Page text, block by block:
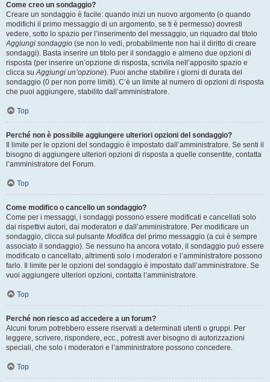
Come creo un sondaggio?
Creare un sondaggio è facile: quando inizi un nuovo argomento (o quando
modifichi il primo messaggio di un argomento, se ti è permesso) dovresti
vedere, sotto lo spazio per l’inserimento del messaggio, un riquadro dal titolo
Aggiungi sondaggio (se non lo vedi, probabilmente non hai il diritto di creare
sondaggi). Basta inserire un titolo per il sondaggio e almeno due opzioni di
risposta (per inserire un’opzione di risposta, scrivila nell’apposito spazio e
clicca suAggiungi un’opzione). Puoi anche stabilire i giorni di durata del
sondaggio (0 per non porre limiti). C’è un limite al numero di opzioni di risposta
che puoi aggiungere, stabilito dall’amministratore.
Top
Perché non è possibile aggiungere ulteriori opzioni del sondaggio?
Il limite per le opzioni del sondaggio è impostato dall’amministratore. Se senti il
bisogno di aggiungere ulteriori opzioni di risposta a quelle consentite, contatta
l’amministratore del Forum.
Top
Come modifico o cancello un sondaggio?
Come per i messaggi, i sondaggi possono essere modificati e cancellati solo
dai rispettivi autori, dai moderatori e dall’amministratore. Per modificare un
sondaggio, clicca sul pulsante Modifica del primo messaggio (a cui è sempre
associato il sondaggio). Se nessuno ha ancora votato, il sondaggio può essere
modificato o cancellato, altrimenti solo i moderatori e l’amministratore possono
farlo. Il limite per le opzioni del sondaggio è impostato dall’amministratore. Se
vuoi aggiungere ulteriori opzioni, contatta l’amministratore.
Top
Perché non riesco ad accedere a un forum?
Alcuni forum potrebbero essere riservati a determinati utenti o gruppi. Per
leggere, scrivere, rispondere, ecc., potresti aver bisogno di autorizzazioni
speciali, che solo i moderatori e l’amministratore possono concedere.
Top